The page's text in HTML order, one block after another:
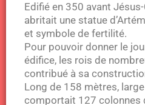
Edifié en 350 avant
abritait une statue
et symbole de fertilité.
Pour pouvoir donner le
édifice, les rois de
contribué à sa
Long de 158 mètres,
comportait 127 colonnes